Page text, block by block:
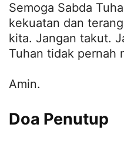
Semoga Sabda
kekuatan dan
kita. Jangan takut.
Tuhan tidak pernah
Amin.
Doa Penutup